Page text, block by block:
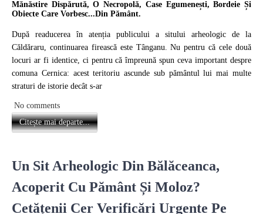
Mănăstire Dispărută, O Necropolă, Case Egumenești, Bordeie Și
Obiecte Care Vorbesc...din Pământ.
După readucerea în atenția publicului a sitului arheologic de la
Căldăraru, continuarea firească este Tânganu. Nu pentru că cele două
locuri ar fi identice, ci pentru că împreună spun ceva important despre
comuna Cernica: acest teritoriu ascunde sub pământul lui mai multe
straturi de istorie decât s-ar
No comments
Citește mai departe...
Un Sit Arheologic Din Bălăceanca,
Acoperit Cu Pământ Și Moloz?
Cetățenii Cer Verificări Urgente Pe